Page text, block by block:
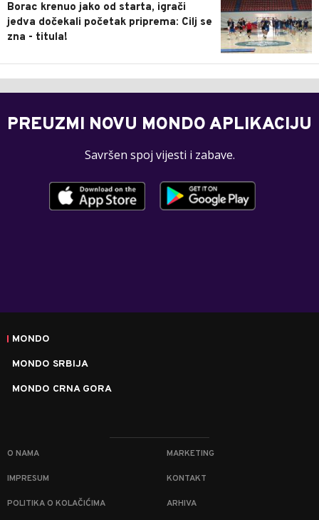
Borac krenuo jako od starta, igrači
jedva dočekali početak priprema: Cilj se
zna - titula!
PREUZMI NOVU MONDO APLIKACIJU
Savršen spoj vijesti i zabave.
MONDO
MONDO SRBIJA
MONDO CRNA GORA
O NAMA MARKETING
IMPRESUM KONTAKT
POLITIKA O KOLAČIĆIMA ARHIVA